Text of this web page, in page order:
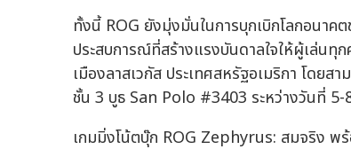
ทั้งนี้ ROG ยังมุ่งมั่นในการบุกเบิกโลกอนาค
ประสบการณ์ที่สร้างแรงบันดาลใจให้ผู้เล่นทุ
เมืองลาสเวกัส ประเทศสหรัฐอเมริกา โดย
ชั้น 3 บูธ San Polo #3403 ระหว่างวันที่
เกมมิ่งโน้ตบุ๊ก ROG Zephyrus: สมจริง พ